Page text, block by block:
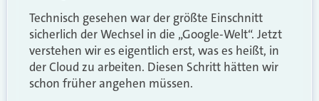
Technisch gesehen war der größte Einschnitt
sicherlich der Wechsel in die „Google-Welt“. Jetzt
verstehen wir es eigentlich erst, was es heißt, in
der Cloud zu arbeiten. Diesen Schritt hätten wir
schon früher angehen müssen.